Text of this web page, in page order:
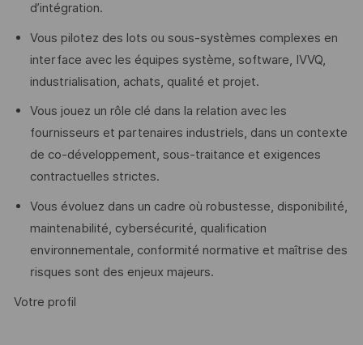
d’intégration.
Vous pilotez des lots ou sous-systèmes complexes en
interface avec les équipes système, software, IVVQ,
industrialisation, achats, qualité et projet.
Vous jouez un rôle clé dans la relation avec les
fournisseurs et partenaires industriels, dans un contexte
de co-développement, sous-traitance et exigences
contractuelles strictes.
Vous évoluez dans un cadre où robustesse, disponibilité,
maintenabilité, cybersécurité, qualification
environnementale, conformité normative et maîtrise des
risques sont des enjeux majeurs.
Votre profil